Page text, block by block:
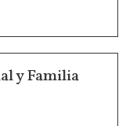
y Familia